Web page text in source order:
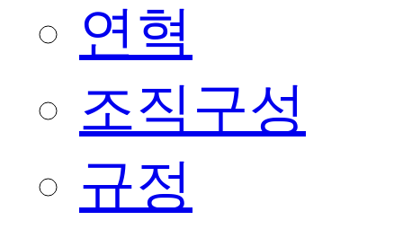
연혁
조직구성
규정